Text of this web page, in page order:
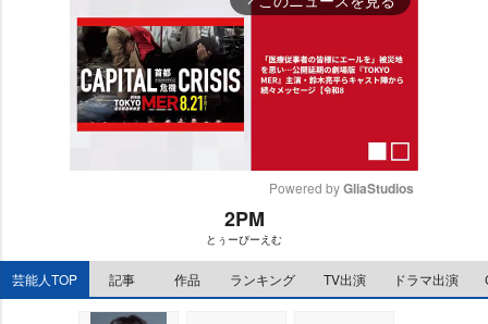
t
e
Powered by GliaStudios
2PM
とぅーぴーえむ
芸能人TOP 記事 作品 ランキング TV出演 ドラマ出演